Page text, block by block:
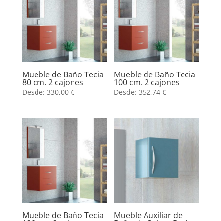
Mueble de Baño Tecia
80 cm. 2 cajones
Desde: 330,00 €
Mueble de Baño Tecia
100 cm. 2 cajones
Desde:352,74€
Mueble de Baño Tecia Mueble Auxiliar de